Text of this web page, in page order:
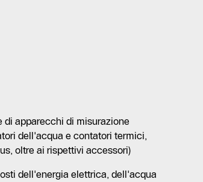
di apparecchi di misurazione
dell'acqua e contatori termici,
oltre ai rispettivi accessori)
dell'energia elettrica, dell'acqua